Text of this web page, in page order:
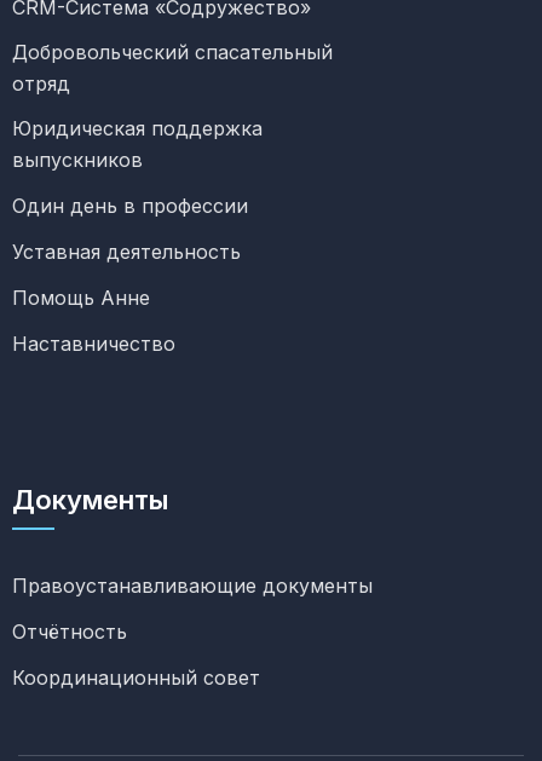
CRM-Система «Содружество»
Добровольческий спасательный
отряд
Юридическая поддержка
выпускников
Один день в профессии
Уставная деятельность
Помощь Анне
Наставничество
Документы
Правоустанавливающие документы
Отчётность
Координационный совет